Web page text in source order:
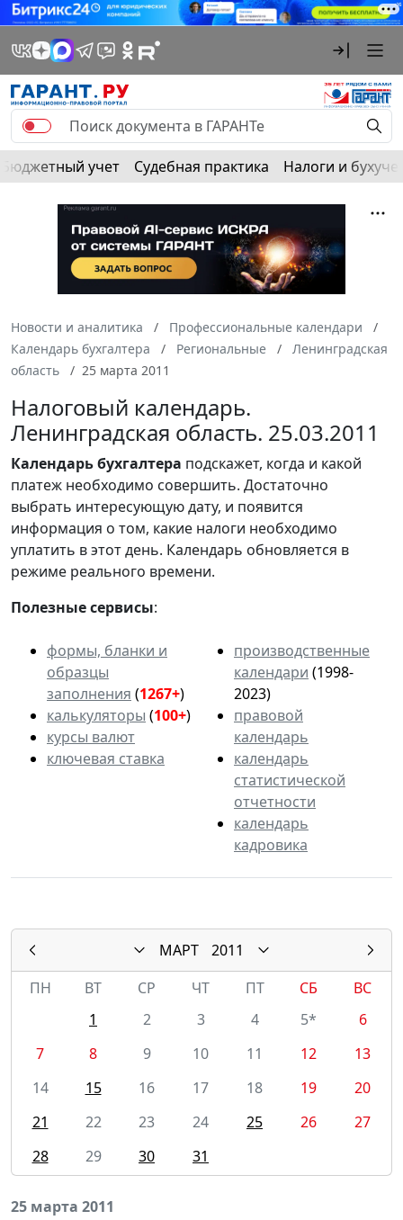
Бюджетный учет Судебная практика Налоги и
Новости и аналитика
Профессиональные календари
Календарь бухгалтера
Региональные
Ленинградская
область
25 марта 2011
Налоговый календарь.
Ленинградская область. 25.03.2011
Календарьбухгалтера подскажет, когда и какой
платеж необходимо совершить. Достаточно
выбрать интересующую дату, и появится
информация о том, какие налоги необходимо
уплатить в этот день. Календарь обновляется в
режиме реального времени.
Полезные сервисы:
формы, бланки и
образцы
заполнения (1267+)
калькуляторы (100+)
курсы валют
ключевая ставка
производственные
календари (1998-
2023)
правовой
календарь
календарь
статистической
отчетности
календарь
кадровика
МАРТ
2011
ПН
ВТ СР ЧТ ПТ СБ
ВС
1
2 3 4 5*
6
7
8 9 10 11 12
13
14
15 16 17 18 19
20
21
22 23 24 25 26
27
28
29 30 31
25 марта 2011